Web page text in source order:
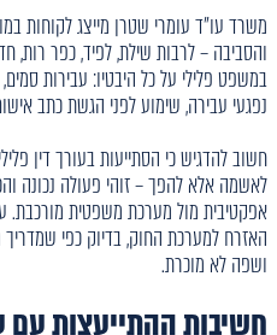
משרד עו"ד עומרי שטרן מייצג לקוחות
והסביבה – לרבות שילת, לפיד, כפר רות,
במשפט פלילי על כל היבטיו: עבירות
נפגעי עבירה, שימוע לפני הגשת כתב
חשוב להדגיש כי הסתייעות בעורך דין
לאשמה אלא להפך – זוהי פעולה נכונה
אפקטיבית מול מערכת משפטית מורכבת.
האזרח למערכת החוק, בדיוק כפי שמדריך
ושפה לא מוכרת.
חשיבות ההתייעצות עם